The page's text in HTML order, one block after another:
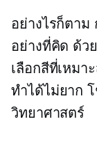
อย่างไรก็ตาม
อย่างที่คิด ด้ว
เลือกสีที่เหม
ทำได้ไม่ยาก
วิทยาศาสตร์